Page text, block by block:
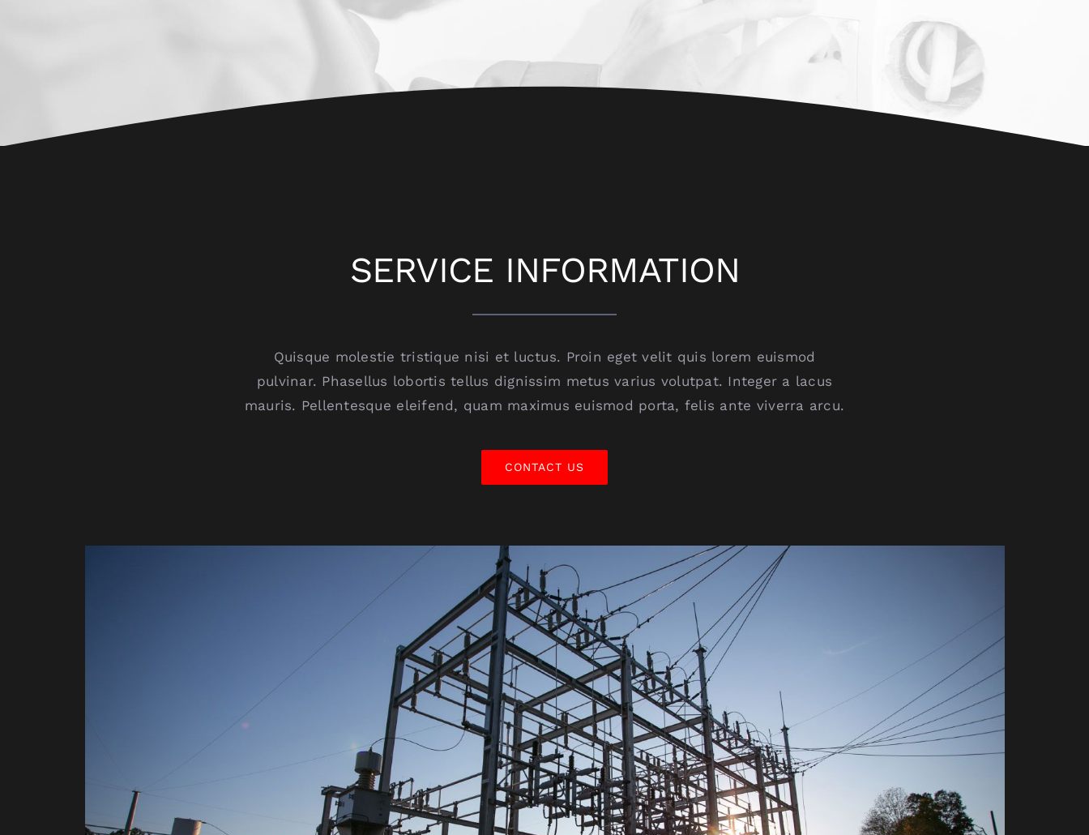
SERVICE INFORMATION
Quisque molestie tristique nisi et luctus. Proin eget velit quis lorem euismod
pulvinar. Phasellus lobortis tellus dignissim metus varius volutpat. Integer a lacus
mauris. Pellentesque eleifend, quam maximus euismod porta, felis ante viverra arcu.
CONTACT US